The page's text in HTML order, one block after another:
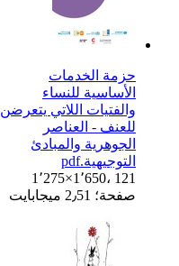
حزمة الخدمات
الأساسية للنساء
والفتيات اللاتي يتعرضن
للعنف - العناصر
الجوهرية والمبادئ
التوجيهية.pdf
1٬275×1٬650، 121
صفحة؛ 2٫51 ميجابايت